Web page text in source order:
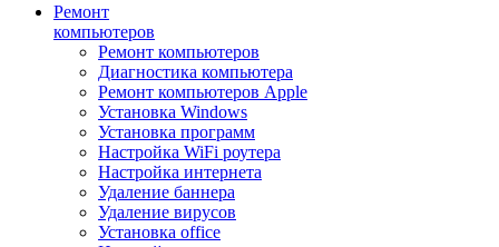
Ремонт
компьютеров
Ремонт компьютеров
Диагностика компьютера
Ремонт компьютеров Apple
Установка Windows
Установка программ
Настройка WiFi роутера
Настройка интернета
Удаление баннера
Удаление вирусов
Установка office